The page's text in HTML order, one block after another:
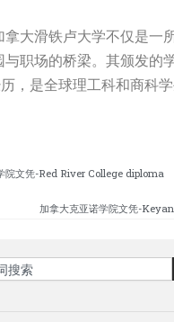
拿大滑铁卢大学不仅是一
与职场的桥梁。其颁发的
，是全球理工科和商科
院文凭-Red River College diploma
加拿大克亚诺学院文凭-